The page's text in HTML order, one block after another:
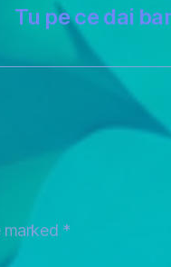
Tu pe ce dai
marked *